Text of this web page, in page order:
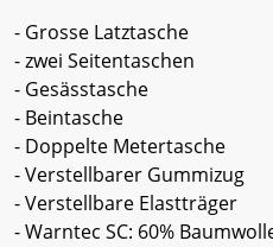
- Grosse Latztasche
- zwei Seitentaschen
- Gesässtasche
- Beintasche
- Doppelte Metertasche
- Verstellbarer Gummizug
- Verstellbare Elastträger
- Warntec SC: 60%